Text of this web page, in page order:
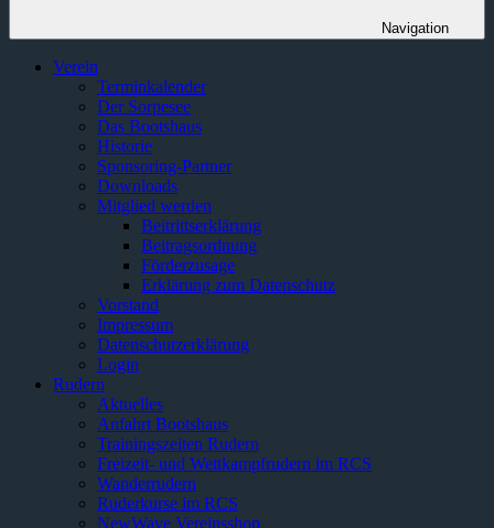
Navigation
Verein
Terminkalender
Der Sorpesee
Das Bootshaus
Historie
Sponsoring-Partner
Downloads
Mitglied werden
Beitrittserklärung
Beitragsordnung
Förderzusage
Erklärung zum Datenschutz
Vorstand
Impressum
Datenschutzerklärung
Login
Rudern
Aktuelles
Anfahrt Bootshaus
Trainingszeiten Rudern
Freizeit- und Wettkampfrudern im RCS
Wanderrudern
Ruderkurse im RCS
NewWave Vereinsshop